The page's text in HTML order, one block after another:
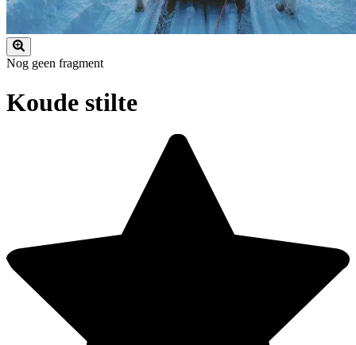
Nog geen fragment
Koude stilte